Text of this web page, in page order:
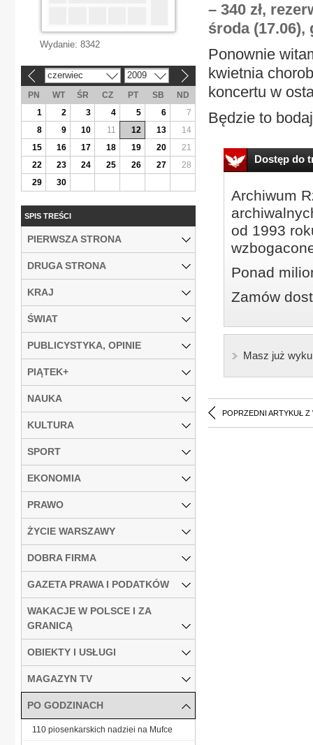
– 340 zł,
środa (17.06),
Ponownie
kwietnia
koncertu w
Będzie to
Dostęp do
Archiwum
od 1993
Ponad
Zamów
Masz już
POPRZEDNI ARTYKUŁ Z
Wydanie: 8342
czerwiec 2009
PN WT ŚR CZ PT SB
ND
1
2 3 4 5 6
7
8
9 10 11 12 13
14
15
16 17 18 19 20
21
22
23 24 25 26 27
28
29
30
SPIS TREŚCI
PIERWSZA STRONA
DRUGA STRONA
KRAJ
ŚWIAT
PUBLICYSTYKA, OPINIE
PIĄTEK+
NAUKA
KULTURA
SPORT
EKONOMIA
PRAWO
ŻYCIE WARSZAWY
DOBRA FIRMA
GAZETA PRAWA I PODATKÓW
WAKACJE W POLSCE I ZA
GRANICĄ
OBIEKTY I USŁUGI
MAGAZYN TV
PO GODZINACH
110 piosenkarskich nadziei na Mufce